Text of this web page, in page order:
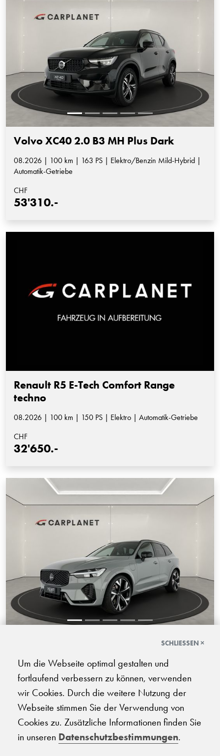
Volvo XC40 2.0 B3 MH Plus Dark
08.2026 | 100 km | 163 PS | Elektro/Benzin Mild-Hybrid |
Automatik-Getriebe
CHF
53'310.-
Renault R5 E-Tech Comfort Range
techno
08.2026 | 100 km | 150 PS | Elektro | Automatik-Getriebe
CHF
32'650.-
Volvo XC60 2.0 T8 TE Black Edition
eAWD
08.2026 | 100 km | 250 PS | Elektro/Benzin Plug-in-Hybrid
| Automatik-Getriebe
CHF
96'210.-
SCHLIESSEN ×
Um die Webseite optimal gestalten und
fortlaufend verbessern zu können, verwenden
wir Cookies. Durch die weitere Nutzung der
Webseite stimmen Sie der Verwendung von
Cookies zu. Zusätzliche Informationen finden Sie
in unseren Datenschutzbestimmungen.